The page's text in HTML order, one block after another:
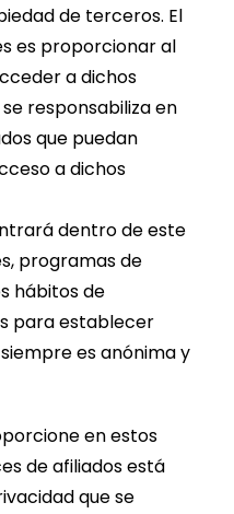
de terceros. El
es proporcionar al
a dichos
responsabiliza en
que puedan
a dichos
dentro de este
programas de
hábitos de
para establecer
es anónima y
en estos
de afiliados está
que se